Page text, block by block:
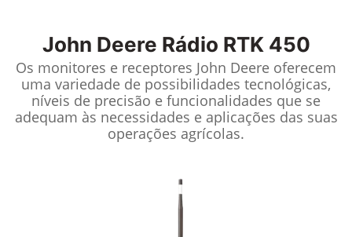
John Deere Rádio RTK 450
Os monitores e receptores John Deere oferecem
uma variedade de possibilidades tecnológicas,
níveis de precisão e funcionalidades que se
adequam às necessidades e aplicações das suas
operações agrícolas.